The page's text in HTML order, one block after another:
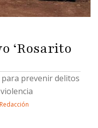
‘Rosarito
prevenir delitos
Redacción